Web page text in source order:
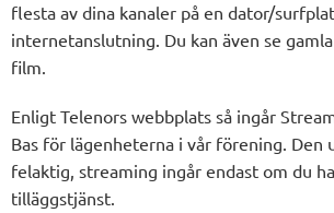
flesta av dina kanaler på en dator/
internetanslutning. Du kan även se
film.
Enligt Telenors webbplats så ingår
Bas för lägenheterna i vår förening. Den
felaktig, streaming ingår endast om du
tilläggstjänst.